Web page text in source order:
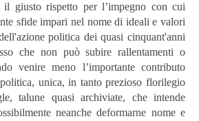
giusto rispetto per l’impegno con cui
sfide impari nel nome di ideali e valori
politica dei quasi cinquant'anni
che non può subire rallentamenti o
venire meno l’importante contributo
unica, in tanto prezioso florilegio
talune quasi archiviate, che intende
neanche deformarne nome e